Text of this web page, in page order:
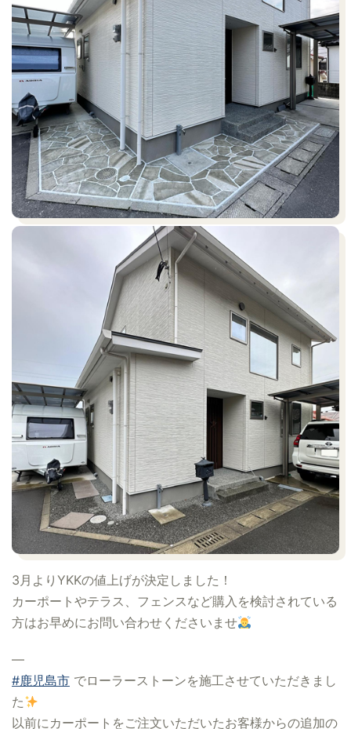
3月よりYKKの値上げが決定しました！
カーポートやテラス、フェンスなど購入を検討されている
方はお早めにお問い合わせくださいませ
—
#鹿児島市 でローラーストーンを施工させていただきまし
た
以前にカーポートをご注文いただいたお客様からの追加の